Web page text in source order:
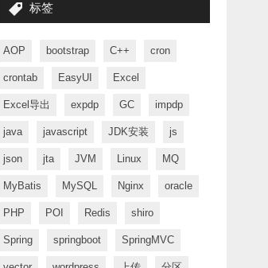
标签
AOP bootstrap C++ cron
crontab EasyUI Excel
Excel导出 expdp GC impdp
java javascript JDK安装 js
json jta JVM Linux MQ
MyBatis MySQL Nginx oracle
PHP POI Redis shiro
Spring springboot SpringMVC